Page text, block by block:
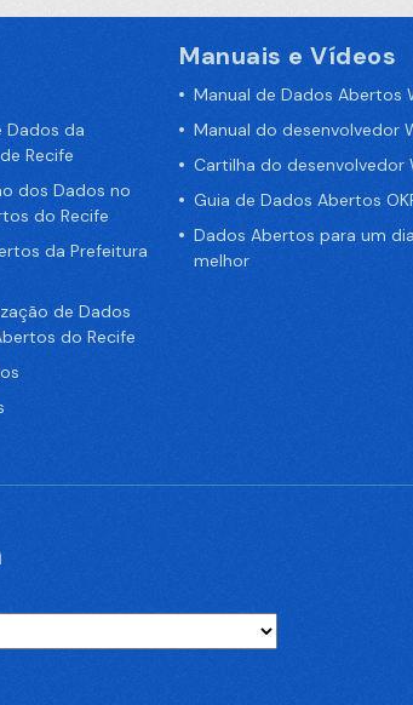
Dados da
Recife
dos Dados no
do Recife
da Prefeitura
de Dados
do Recife
Manuais e Vídeos
Manual de Dados Abertos
Manual do desenvolvedor
Cartilha do desenvolvedor
Guia de Dados Abertos
Dados Abertos para um
melhor